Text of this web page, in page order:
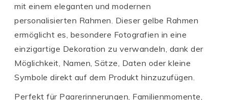
mit einem eleganten und modernen
personalisierten Rahmen. Dieser gelbe Rahmen
ermöglicht es, besondere Fotografien in eine
einzigartige Dekoration zu verwandeln, dank der
Möglichkeit, Namen, Sätze, Daten oder kleine
Symbole direkt auf dem Produkt hinzuzufügen.
Perfekt für Paarerinnerungen, Familienmomente,